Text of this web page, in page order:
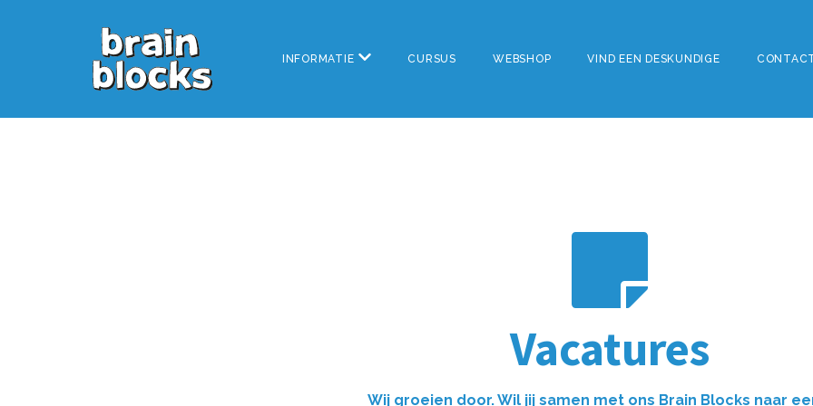
INFORMATIE CURSUS WEBSHOP VIND EEN DESKUNDIGE
Vacatures
Wij groeien door. Wil jij samen met ons Brain Blocks naar